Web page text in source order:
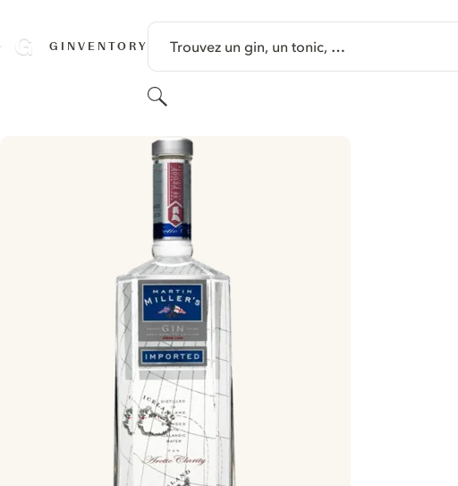
GINVENTORY Trouvez un gin, un tonic, …
Rechercher